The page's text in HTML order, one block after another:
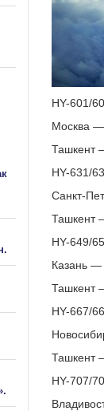
HY-601/
Москва
Ташкент
HY-631/
Санкт-
Ташкент
HY-649/
Казань
Ташкент
HY-667/
Ташкент
HY-707/